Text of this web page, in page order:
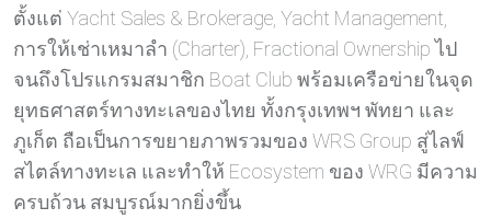
ตั้งแต่ Yacht Sales & Brokerage, Yacht Management,
การให้เช่าเหมาลำ (Charter), Fractional Ownership ไป
จนถึงโปรแกรมสมาชิก Boat Club พร้อมเครือข่ายในจุด
ยุทธศาสตร์ทางทะเลของไทย ทั้งกรุงเทพฯ พัทยา และ
ภูเก็ต ถือเป็นการขยายภาพรวมของ WRS Group สู่ไลฟ์
สไตล์ทางทะเล และทำให้ Ecosystem ของ WRG มีความ
ครบถ้วน สมบูรณ์มากยิ่งขึ้น